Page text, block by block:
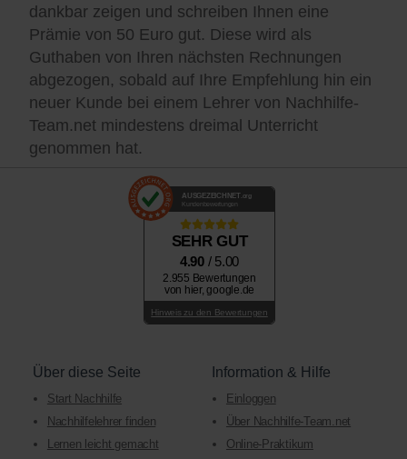
dankbar zeigen und schreiben Ihnen eine
Prämie von 50 Euro gut. Diese wird als
Guthaben von Ihren nächsten Rechnungen
abgezogen, sobald auf Ihre Empfehlung hin ein
neuer Kunde bei einem Lehrer von Nachhilfe-
Team.net mindestens dreimal Unterricht
genommen hat.
AUSGEZEICHNET .org
Kundenbewertungen
SEHR GUT
4.90 / 5.00
2.955 Bewertungen
von hier, google.de
Hinweis zu den Bewertungen
Über diese Seite
Start Nachhilfe
Nachhilfelehrer finden
Lernen leicht gemacht
Information & Hilfe
Einloggen
Über Nachhilfe-Team.net
Online-Praktikum